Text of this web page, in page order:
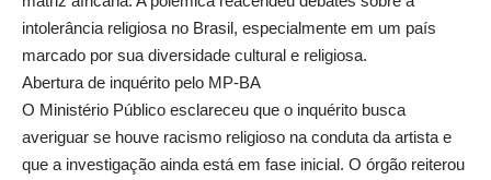
intolerância religiosa no Brasil, especialmente em um país
marcado por sua diversidade cultural e religiosa.
Abertura de inquérito pelo MP-BA
O Ministério Público esclareceu que o inquérito busca
averiguar se houve racismo religioso na conduta da artista e
que a investigação ainda está em fase inicial. O órgão reiterou